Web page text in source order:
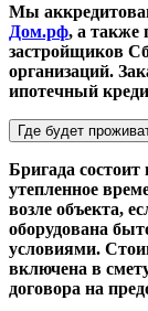
Мы
Дом.рф, а также
застройщиков
организаций.
ипотечный
Где будет
Бригада состоит
утепленное
возле объекта,
оборудована
условиями.
включена в
договора на